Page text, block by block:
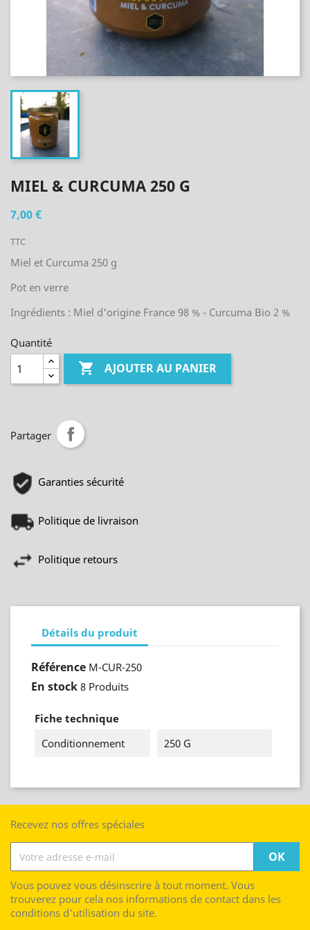
MIEL & CURCUMA 250 G
7,00 €
TTC
Miel et Curcuma 250 g
Pot en verre
Ingrédients : Miel d'origine France 98 % - Curcuma Bio 2 %
Quantité
 AJOUTER AU PANIER
Partager
Garanties sécurité
Politique de livraison
Politique retours
Détails du produit
Référence M-CUR-250
En stock 8 Produits
Fiche technique
Conditionnement
250 G
Recevez nos offres spéciales
Vous pouvez vous désinscrire à tout moment. Vous
trouverez pour cela nos informations de contact dans les
conditions d'utilisation du site.